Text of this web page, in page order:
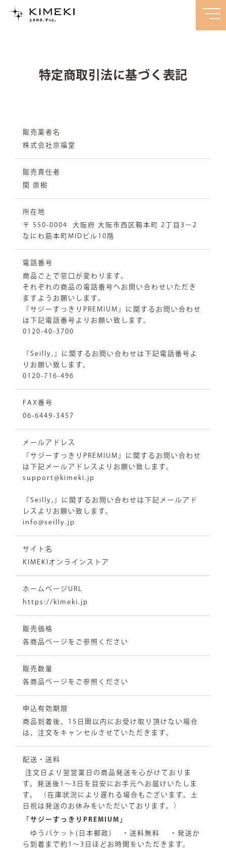
特定商取引法に基づく表記
販売業者名
株式会社京福堂
販売責任者
関 崇樹
所在地
〒 550-0004 大阪府 大阪市西区靱本町 2丁目3−2
なにわ筋本町MIDビル10階
電話番号
商品ごとで窓口が変わります。
それぞれの商品の電話番号へお問い合わせいただき
ますようお願いします。
『サジーすっきりPREMIUM』に関するお問い合わせ
は下記電話番号よりお願い致します。
0120-40-3700
『Seilly,』に関するお問い合わせは下記電話番号よ
りお願い致します。
0120-716-496
FAX番号
06-6449-3457
メールアドレス
『サジーすっきりPREMIUM』に関するお問い合わせ
は下記メールアドレスよりお願い致します。
support@kimeki.jp
『Seilly,』に関するお問い合わせは下記メールアド
レスよりお願い致します。
info@seilly.jp
サイト名
KIMEKIオンラインストア
ホームページURL
https://kimeki.jp
販売価格
各商品ページをご参照ください
販売数量
各商品ページをご参照ください
申込有効期限
商品到着後、15日間以内にお受け取り頂けない場合
は、注文をキャンセルさせていただきます。
配送・送料
注文日より翌営業日の商品発送を心がけておりま
す。発送後1～3日を目安にお手元へお届けいたしま
す。 （在庫状況により遅れる場合もございます。土
日祝は発送のお休みをいただいております。）
「サジーすっきりPREMIUM」
ゆうパケット(日本郵政) ・送料無料 ・発送か
ら到着まで約1～3日ほどお時間をいただきます。